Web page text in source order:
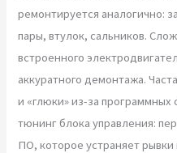
ремонтируется аналогично:
пары, втулок, сальников.
встроенного
аккуратного демонтажа.
и «глюки» из-за
тюнинг блока управления:
ПО, которое устраняет